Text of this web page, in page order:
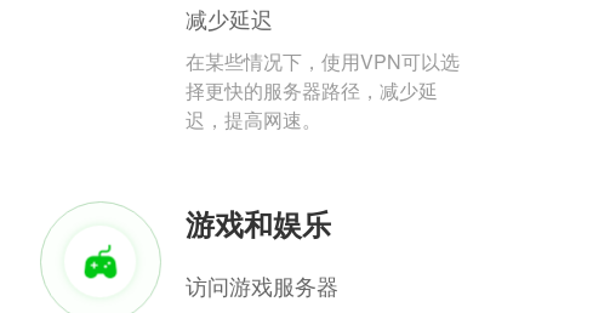
减少延迟
在某些情况下，使用VPN可以选
择更快的服务器路径，减少延
迟，提高网速。
游戏和娱乐
访问游戏服务器